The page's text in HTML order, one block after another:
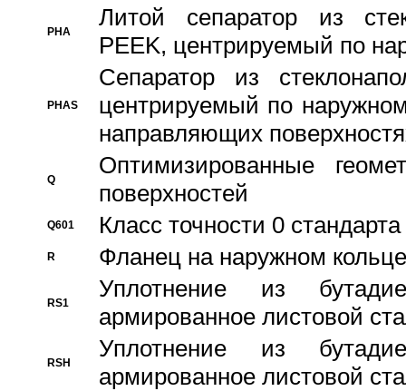
PHA
Литой сепаратор из
PEEK, центрируемый по
PHAS
Сепаратор из
центрируемый по
направляющих
Q
Оптимизированные
поверхностей
Q601 Класс точности 0
R Фланец на наружном кольце
RS1
Уплотнение из
армированное листовой
RSH
Уплотнение из
армированное листовой